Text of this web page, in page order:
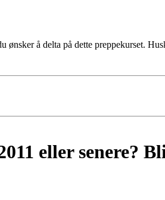
ønsker å delta på dette preppekurset.
eller senere?